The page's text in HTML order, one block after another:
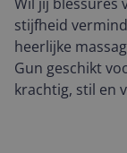
stijfheid
heerlijke
Gun geschikt
krachtig, stil en